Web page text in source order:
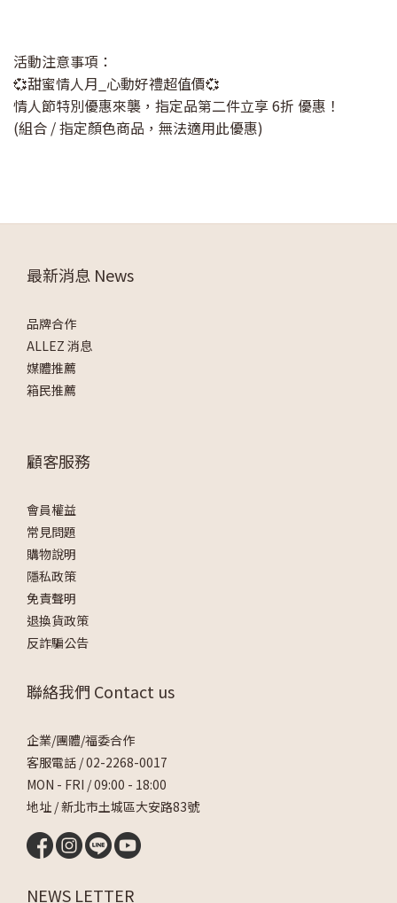
活動注意事項：
💞甜蜜情人月_心動好禮超值價💞
情人節特別優惠來襲，指定品第二件立享 6折 優惠！
(組合 / 指定顏色商品，無法適用此優惠)
最新消息 News
品牌合作
ALLEZ 消息
媒體推薦
箱民推薦
顧客服務
會員權益
常見問題
購物說明
隱私政策
免責聲明
退換貨政策
反詐騙公告
聯絡我們 Contact us
企業/團體/福委合作
客服電話 /02-2268-0017
MON - FRI / 09:00 - 18:00
地址 / 新北市土城區大安路83號
NEWS LETTER